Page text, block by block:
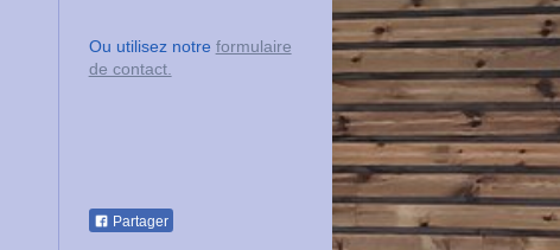
Ou utilisez notre formulaire
de contact.
Partager